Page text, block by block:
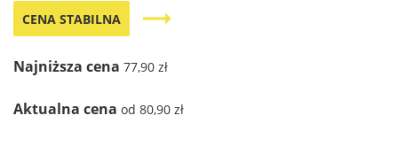
CENA STABILNA trending_flat
Najniższa cena 77,90 zł
Aktualna cena od 80,90 zł